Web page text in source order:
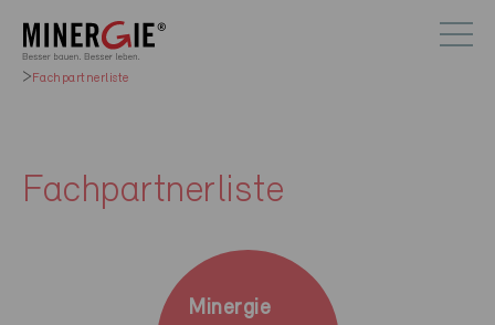
Fachpartnerliste
Fachpartnerliste
Minergie